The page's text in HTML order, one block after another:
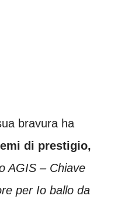
bravura ha
di prestigio,
AGIS – Chiave
per Io ballo da